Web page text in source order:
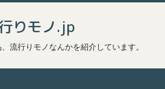
りモノ.jp
流行りモノなんかを紹介しています。